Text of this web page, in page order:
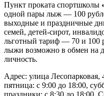
Пункт проката спортшколы
одной пары лыж — 100
выходные и праздничные
семей, детей-сирот,
льготный тариф — 70 и 100
лыжи возможно в обмен на
личность.
Адрес: улица
пятница: с 9:00 до 18:00,